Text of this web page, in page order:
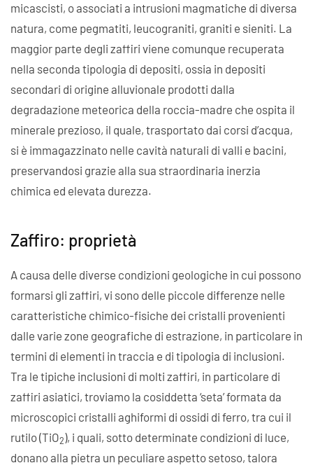
micascisti, o associati a intrusioni magmatiche di diversa
natura, come pegmatiti, leucograniti, graniti e sieniti. La
maggior parte degli zaffiri viene comunque recuperata
nella seconda tipologia di depositi, ossia in depositi
secondari di origine alluvionale prodotti dalla
degradazione meteorica della roccia-madre che ospita il
minerale prezioso, il quale, trasportato dai corsi d’acqua,
si è immagazzinato nelle cavità naturali di valli e bacini,
preservandosi grazie alla sua straordinaria inerzia
chimica ed elevata durezza.
Zaffiro: proprietà
A causa delle diverse condizioni geologiche in cui possono
formarsi gli zaffiri, vi sono delle piccole differenze nelle
caratteristiche chimico-fisiche dei cristalli provenienti
dalle varie zone geografiche di estrazione, in particolare in
termini di elementi in traccia e di tipologia di inclusioni.
Tra le tipiche inclusioni di molti zaffiri, in particolare di
zaffiri asiatici, troviamo la cosiddetta ‘seta’ formata da
microscopici cristalli aghiformi di ossidi di ferro, tra cui il
rutilo (TiO2), i quali, sotto determinate condizioni di luce,
donano alla pietra un peculiare aspetto setoso, talora